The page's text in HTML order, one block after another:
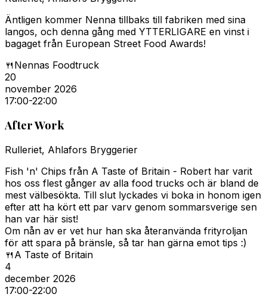
Äntligen kommer Nenna tillbaks till fabriken med sina
langos, och denna gång med YTTERLIGARE en vinst i
bagaget från European Street Food Awards!
🍴 Nennas Foodtruck
20
november 2026
17:00-22:00
After Work
Rulleriet, Ahlafors Bryggerier
Fish 'n' Chips från A Taste of Britain - Robert har varit
hos oss flest gånger av alla food trucks och är bland de
mest välbesökta. Till slut lyckades vi boka in honom igen
efter att ha kört ett par varv genom sommarsverige sen
han var här sist!
Om nån av er vet hur han ska återanvända frityroljan
för att spara på bränsle, så tar han gärna emot tips :)
🍴 A Taste of Britain
4
december 2026
17:00-22:00